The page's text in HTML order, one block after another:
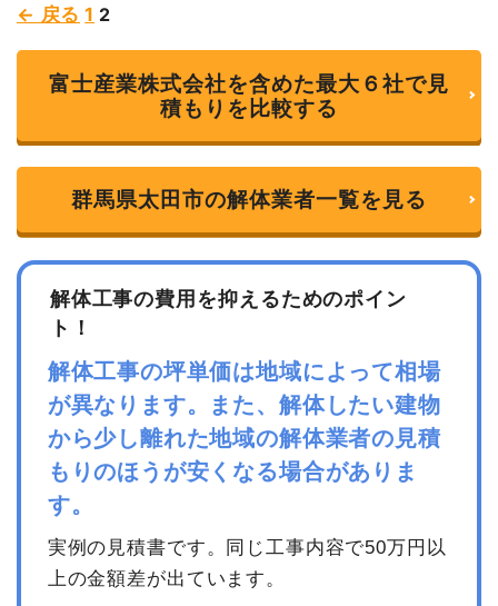
Site
Reviews
navigation
← 戻る Page
1 Page
2
富士産業株式会社を含めた最大６社で見
積もりを比較する
群馬県太田市の解体業者一覧を見る
解体工事の費用を抑えるためのポイン
ト！
解体工事の坪単価は地域によって相場
が異なります。また、解体したい建物
から少し離れた地域の解体業者の見積
もりのほうが安くなる場合がありま
す。
実例の見積書です。同じ工事内容で50万円以
上の金額差が出ています。